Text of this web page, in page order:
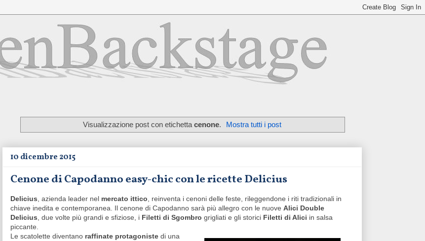
Visualizzazione post con etichetta cenone. Mostra tutti i post
10 dicembre 2015
Cenone di Capodanno easy-chic con le ricette Delicius
Delicius, azienda leader nel mercato ittico, reinventa i cenoni delle feste, rileggendone i riti tradizionali in
chiave inedita e contemporanea. Il cenone di Capodanno sarà più allegro con le nuove Alici Double
Delicius, due volte più grandi e sfiziose, i Filetti di Sgombro grigliati e gli storici Filetti di Alici in salsa
piccante.
Le scatolette diventano raffinate protagoniste di una